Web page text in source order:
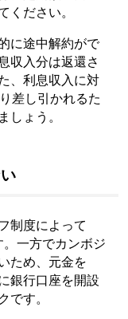
ださい。
に途中解約がで
収入分は返還さ
、利息収入に対
差し引かれるた
ょう。
制度によって
。一方でカンボジ
ため、元金を
銀行口座を開設
す。